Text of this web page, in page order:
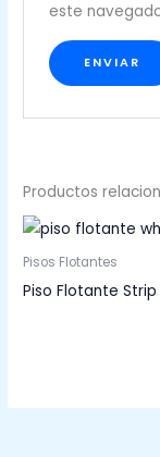
este
Productos
Pisos Flotantes
Piso Flotante